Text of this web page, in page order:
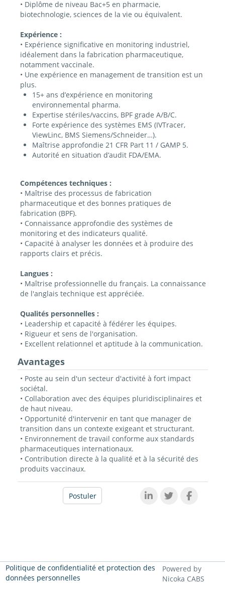
• Diplôme de niveau Bac+5 en pharmacie,
biotechnologie, sciences de la vie ou équivalent.
Expérience :
• Expérience significative en monitoring industriel,
idéalement dans la fabrication pharmaceutique,
notamment vaccinale.
• Une expérience en management de transition est un
plus.
15+ ans d’expérience en monitoring
environnemental pharma.
Expertise stériles/vaccins, BPF grade A/B/C.
Forte expérience des systèmes EMS (IVTracer,
ViewLinc, BMS Siemens/Schneider…).
Maîtrise approfondie 21 CFR Part 11 / GAMP 5.
Autorité en situation d’audit FDA/EMA.
Compétences techniques :
• Maîtrise des processus de fabrication
pharmaceutique et des bonnes pratiques de
fabrication (BPF).
• Connaissance approfondie des systèmes de
monitoring et des indicateurs qualité.
• Capacité à analyser les données et à produire des
rapports clairs et précis.
Langues :
• Maîtrise professionnelle du français. La connaissance
de l'anglais technique est appréciée.
Qualités personnelles :
• Leadership et capacité à fédérer les équipes.
• Rigueur et sens de l'organisation.
• Excellent relationnel et aptitude à la communication.
Avantages
• Poste au sein d'un secteur d'activité à fort impact
sociétal.
• Collaboration avec des équipes pluridisciplinaires et
de haut niveau.
• Opportunité d'intervenir en tant que manager de
transition dans un contexte exigeant et structurant.
• Environnement de travail conforme aux standards
pharmaceutiques internationaux.
• Contribution directe à la qualité et à la sécurité des
produits vaccinaux.
Postuler
Politique de confidentialité et protection des
données personnelles
Powered by
Nicoka CABS